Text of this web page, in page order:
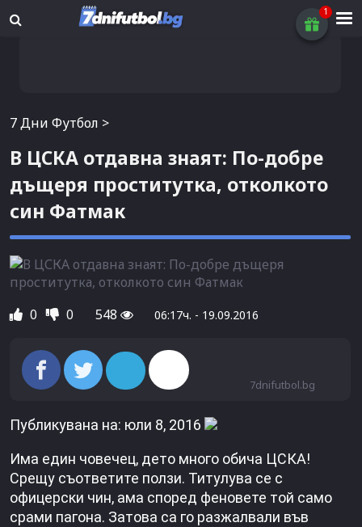
7 Дни Футбол >
В ЦСКА отдавна знаят: По-добре
дъщеря проститутка, отколкото
син Фатмак
0 0 548 06:17ч. - 19.09.2016
7dnifutbol.bg
Публикувана на: юли 8, 2016
Има един човечец, дето много обича ЦСКА!
Срещу съответите ползи. Титулува се с
офицерски чин, ама според феновете той само
срами пагона. Затова са го разжалвали във